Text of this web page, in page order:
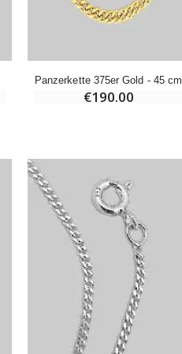
Panzerkette 375er Gold - 45 cm
€190.00